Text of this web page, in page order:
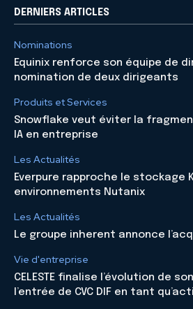
DERNIERS ARTICLES
Nominations
Equinix renforce son équipe de
nomination de deux dirigeants
Produits et Services
Snowflake veut éviter la
IA en entreprise
Les Actualités
Everpure rapproche le stockage
environnements Nutanix
Les Actualités
Le groupe inherent annonce
Vie d'entreprise
CELESTE finalise l’évolution de
l’entrée de CVC DIF en tant